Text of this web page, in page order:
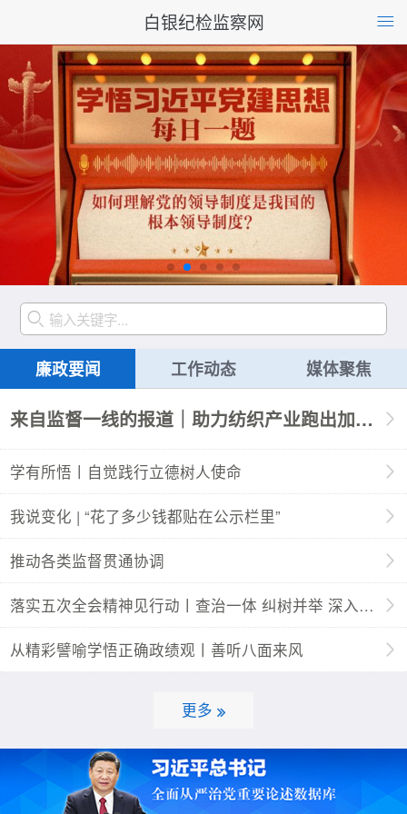
白银纪检监察网
廉政要闻 工作动态 媒体聚焦
来自监督一线的报道｜助力纺织产业跑出加速度
学有所悟丨自觉践行立德树人使命
我说变化 | “花了多少钱都贴在公示栏里”
推动各类监督贯通协调
落实五次全会精神见行动丨查治一体 纠树并举 深入推进风腐同查同治
从精彩譬喻学悟正确政绩观丨善听八面来风
更多